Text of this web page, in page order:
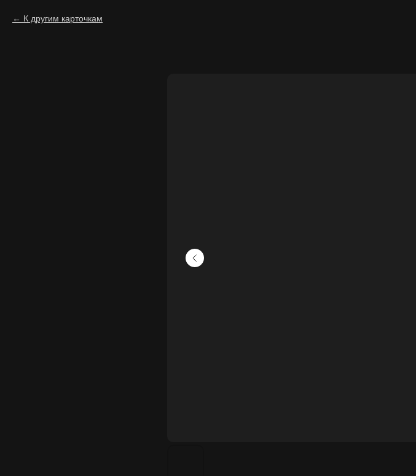
К другим карточкам